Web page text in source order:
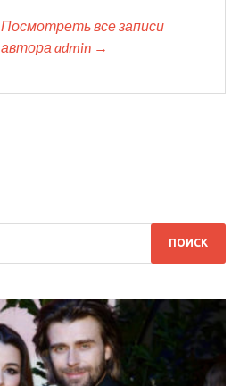
Посмотреть все записи
автора admin →